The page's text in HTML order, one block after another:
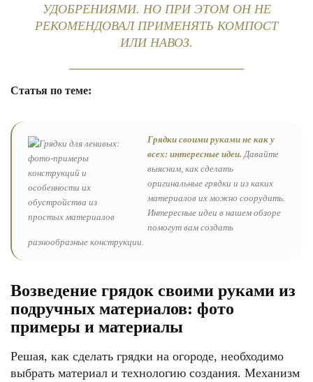
УДОБРЕНИЯМИ. НО ПРИ ЭТОМ ОН НЕ
РЕКОМЕНДОВАЛ ПРИМЕНЯТЬ КОМПОСТ
ИЛИ НАВОЗ.
Статья по теме:
Грядки своими руками не как у
всех: интересные идеи. Давайте
выясним, как сделать
оригинальные грядки и из каких
материалов их можно соорудить.
Интересные идеи в нашем обзоре
помогут вам создать
разнообразные конструкции.
Возведение грядок своими руками из
подручных материалов: фото
примеры и материалы
Решая, как сделать грядки на огороде, необходимо
выбрать материал и технологию создания. Механизм